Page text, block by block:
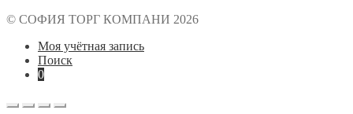
© СОФИЯ ТОРГ КОМПАНИ 2026
Моя учётная запись
Поиск
0